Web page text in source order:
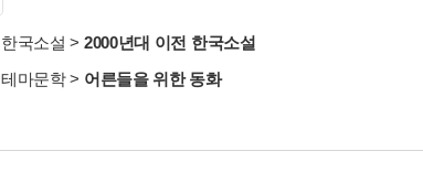
한국소설 > 2000년대 이전 한국소설
테마문학> 어른들을 위한 동화